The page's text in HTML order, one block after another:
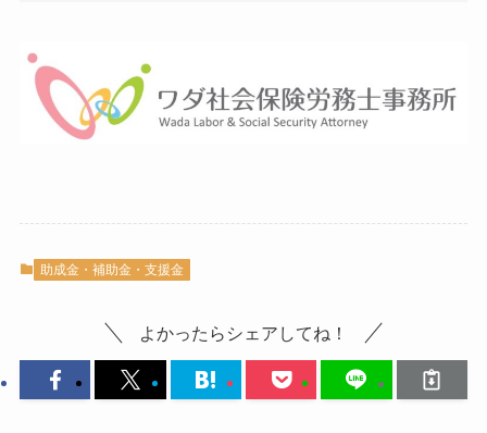
助成金・補助金・支援金
よかったらシェアしてね！